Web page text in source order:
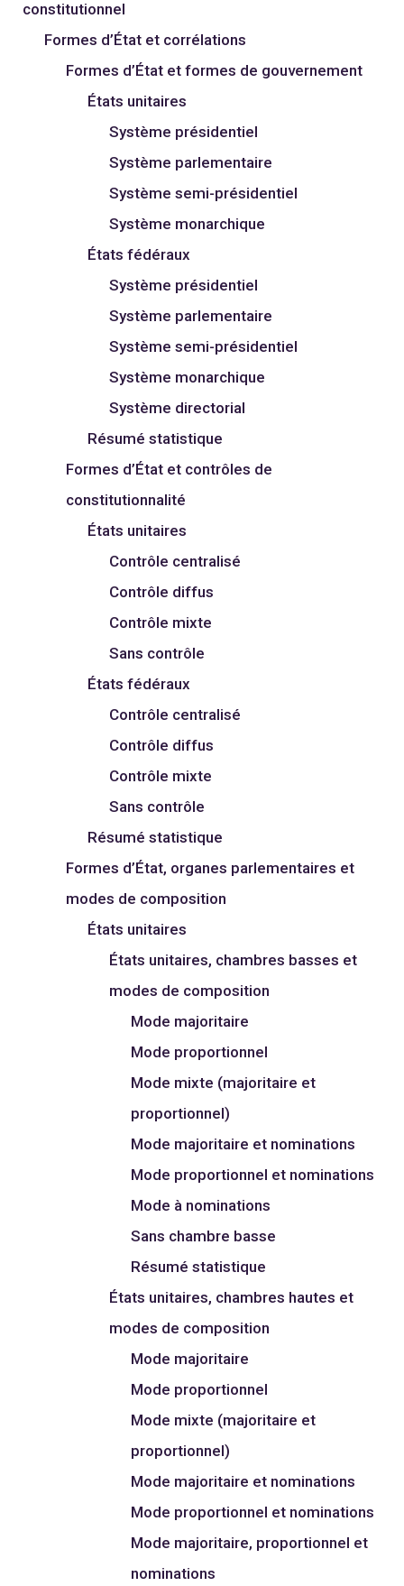
constitutionnel
Formes d’État et corrélations
Formes d’État et formes de gouvernement
États unitaires
Système présidentiel
Système parlementaire
Système semi-présidentiel
Système monarchique
États fédéraux
Système présidentiel
Système parlementaire
Système semi-présidentiel
Système monarchique
Système directorial
Résumé statistique
Formes d’État et contrôles de
constitutionnalité
États unitaires
Contrôle centralisé
Contrôle diffus
Contrôle mixte
Sans contrôle
États fédéraux
Contrôle centralisé
Contrôle diffus
Contrôle mixte
Sans contrôle
Résumé statistique
Formes d’État, organes parlementaires et
modes de composition
États unitaires
États unitaires, chambres basses et
modes de composition
Mode majoritaire
Mode proportionnel
Mode mixte (majoritaire et
proportionnel)
Mode majoritaire et nominations
Mode proportionnel et nominations
Mode à nominations
Sans chambre basse
Résumé statistique
États unitaires, chambres hautes et
modes de composition
Mode majoritaire
Mode proportionnel
Mode mixte (majoritaire et
proportionnel)
Mode majoritaire et nominations
Mode proportionnel et nominations
Mode majoritaire, proportionnel et
nominations